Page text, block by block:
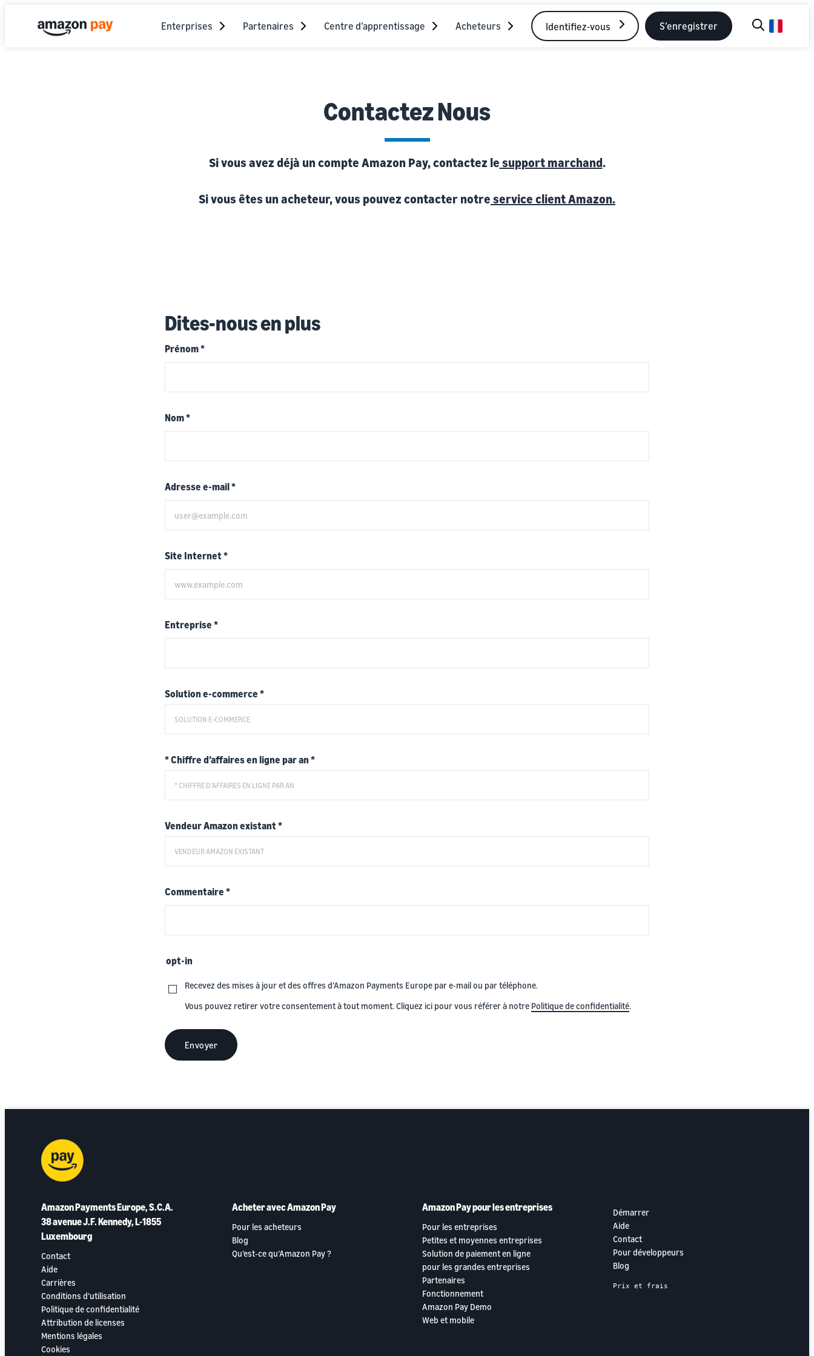
Enterprises Partenaires Centre d’apprentissage Acheteurs Identifiez-vous S’enregistrer
Contactez Nous
Si vous avez déjà un compte Amazon Pay, contactez le support marchand.
Si vous êtes un acheteur, vous pouvez contacter notre service client Amazon.
Dites-nous en plus
Prénom*
Nom*
Adresse e-mail*
Site Internet*
Entreprise *
Solution e-commerce *
* Chiffre d’affaires en ligne par an *
Vendeur Amazon existant*
Commentaire *
opt-in
Recevez des mises à jour et des offres d’Amazon Payments Europe par e-mail ou par téléphone.
Vous pouvez retirer votre consentement à tout moment. Cliquez ici pour vous référer à notre Politique de confidentialité.
Envoyer
Amazon Payments Europe, S.C.A.
38 avenue J.F. Kennedy, L-1855
Luxembourg
Contact
Aide
Carrières
Conditions d’utilisation
Politique de confidentialité
Attribution de licenses
Mentions légales
Cookies
Acheter avec Amazon Pay
Pour les acheteurs
Blog
Qu’est-ce qu’Amazon Pay ?
Amazon Pay pour les entreprises
Pour les entreprises
Petites et moyennes entreprises
Solution de paiement en ligne
pour les grandes entreprises
Partenaires
Fonctionnement
Amazon Pay Demo
Web et mobile
Démarrer
Aide
Contact
Pour développeurs
Blog
Prix et frais